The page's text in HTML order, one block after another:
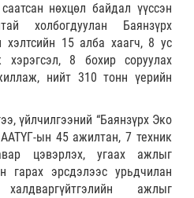
нөхцөл байдал үүссэн
холбогдуулан Баянзүрх
15 алба хаагч, 8 ус
8 бохир соруулах
нийт 310 тонн үерийн
үйлчилгээний “Баянзүрх Эко
ын 45 ажилтан, 7 техник
цэвэрлэх, угаах ажлыг
гарах эрсдэлээс урьдчилан
ажлыг